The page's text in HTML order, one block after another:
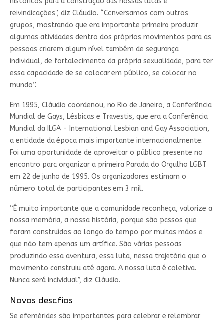
reivindicações”, diz Cláudio. “Conversamos com outros
grupos, mostrando que era importante primeiro produzir
algumas atividades dentro dos próprios movimentos para as
pessoas criarem algum nível também de segurança
individual, de fortalecimento da própria sexualidade, para ter
essa capacidade de se colocar em público, se colocar no
mundo”.
Em 1995, Cláudio coordenou, no Rio de Janeiro, a Conferência
Mundial de Gays, Lésbicas e Travestis, que era a Conferência
Mundial da ILGA - International Lesbian and Gay Association,
a entidade da época mais importante internacionalmente.
Foi uma oportunidade de aproveitar o público presente no
encontro para organizar a primeira Parada do Orgulho LGBT
em 22 de junho de 1995. Os organizadores estimam o
número total de participantes em 3 mil.
“É muito importante que a comunidade reconheça, valorize a
nossa memória, a nossa história, porque são passos que
foram construídos ao longo do tempo por muitas mãos e
que não tem apenas um artífice. São várias pessoas
produzindo essa aventura, essa luta, nessa trajetória que o
movimento construiu até agora. A nossa luta é coletiva.
Nunca será individual”, diz Cláudio.
Novos desafios
Se efemérides são importantes para celebrar e relembrar